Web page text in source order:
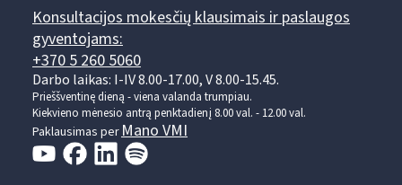
Konsultacijos mokesčių klausimais ir paslaugos
gyventojams:
+370 5 260 5060
Darbo laikas: I-IV 8.00-17.00, V 8.00-15.45.
Prieššventinę dieną - viena valanda trumpiau.
Kiekvieno mėnesio antrą penktadienį 8.00 val. - 12.00 val.
Paklausimas per Mano VMI